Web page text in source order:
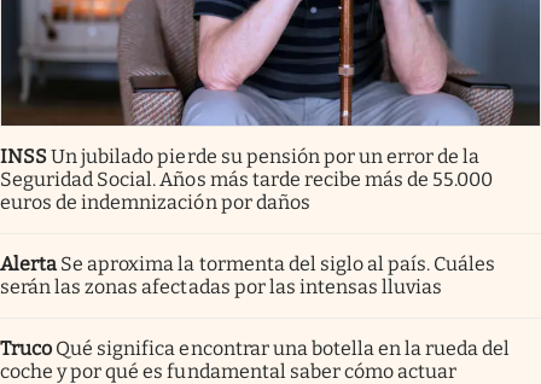
INSSUn jubilado pierde su pensión por un error de la
Seguridad Social. Años más tarde recibe más de 55.000
euros de indemnización por daños
Alerta Se aproxima la tormenta del siglo al país. Cuáles
serán las zonas afectadas por las intensas lluvias
Truco Qué significa encontrar una botella en la rueda del
coche y por qué es fundamental saber cómo actuar